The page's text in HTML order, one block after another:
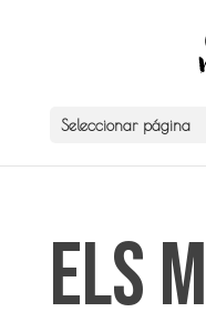
Seleccionar página
Els